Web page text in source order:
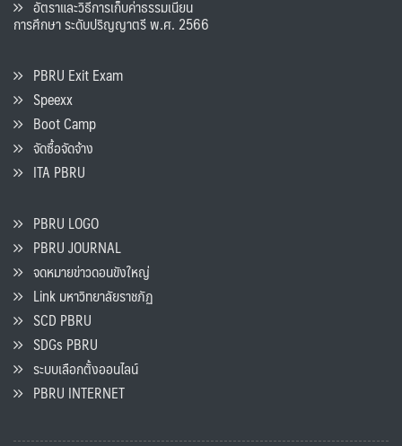
อัตราและวิธีการเก็บค่าธรรมเนียน
การศึกษา ระดับปริญญาตรี พ.ศ. 2566
PBRU Exit Exam
Speexx
Boot Camp
จัดซื้อจัดจ้าง
ITA PBRU
PBRU LOGO
PBRU JOURNAL
จดหมายข่าวดอนขังใหญ่
Link มหาวิทยาลัยราชภัฏ
SCD PBRU
SDGs PBRU
ระบบเลือกตั้งออนไลน์
PBRU INTERNET